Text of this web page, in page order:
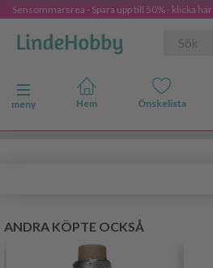
Sensommarsrea - Spara upp till 50% - klicka här
Ändra navigering
meny
ANDRA KÖPTE OCKSÅ